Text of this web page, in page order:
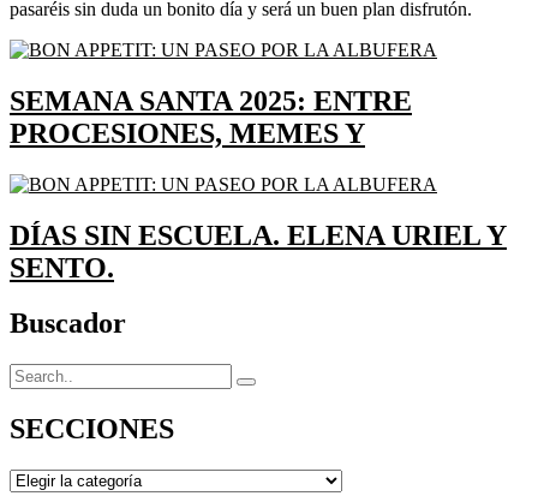
pasaréis sin duda un bonito día y será un buen plan disfrutón.
SEMANA SANTA 2025: ENTRE
PROCESIONES, MEMES Y
DÍAS SIN ESCUELA. ELENA URIEL Y
SENTO.
Buscador
SECCIONES
SECCIONES